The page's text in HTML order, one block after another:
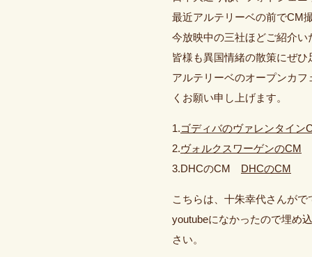
最近アルテリーベの前でCM
今放映中の三社ほどご紹介い
皆様も異国情緒の散策にぜ
アルテリーベのオープンカ
くお願い申し上げます。
1.ゴディバのヴァレンタイン
2.ヴォルクスワーゲンのCM
3.DHCのCM
DHCのCM
こちらは、十朱幸代さんが
youtubeになかったので埋め
さい。